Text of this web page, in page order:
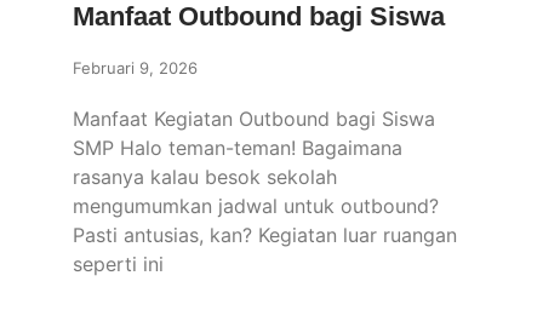
Manfaat Outbound bagi Siswa
Februari 9, 2026
Manfaat Kegiatan Outbound bagi Siswa
SMP Halo teman-teman! Bagaimana
rasanya kalau besok sekolah
mengumumkan jadwal untuk outbound?
Pasti antusias, kan? Kegiatan luar ruangan
seperti ini